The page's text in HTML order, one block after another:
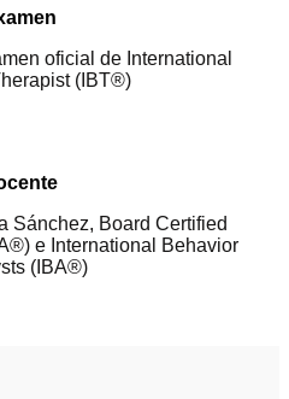
oficial de International
(IBT®)
Sánchez, Board Certified
e International Behavior
(IBA®)